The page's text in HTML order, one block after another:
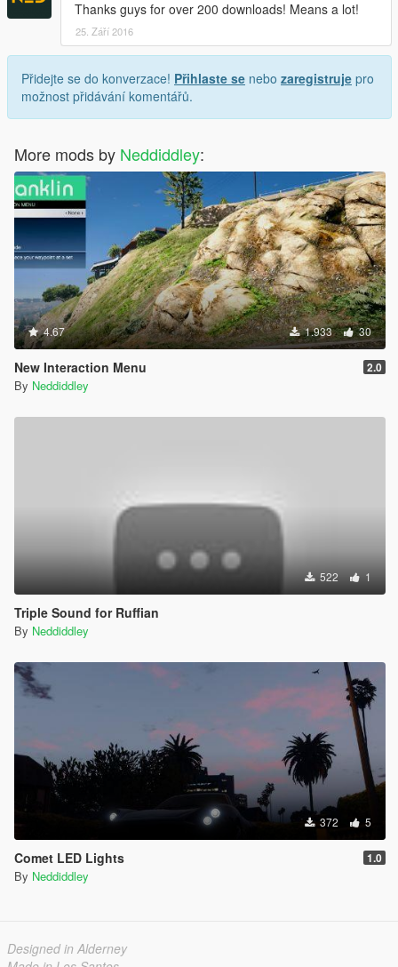
Thanks guys for over 200 downloads! Means a lot!
25. Září 2016
Přidejte se do konverzace! Přihlaste se nebo zaregistruje pro
možnost přidávání komentářů.
More mods by Neddiddley:
4.67 1.933 30
New Interaction Menu 2.0
By Neddiddley
522 1
Triple Sound for Ruffian
By Neddiddley
372 5
Comet LED Lights 1.0
By Neddiddley
Designed in Alderney